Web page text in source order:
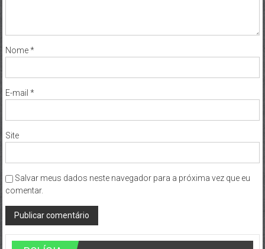
Nome*
E-mail *
Site
Salvar meus dados neste navegador para a próxima vez que eu
comentar.